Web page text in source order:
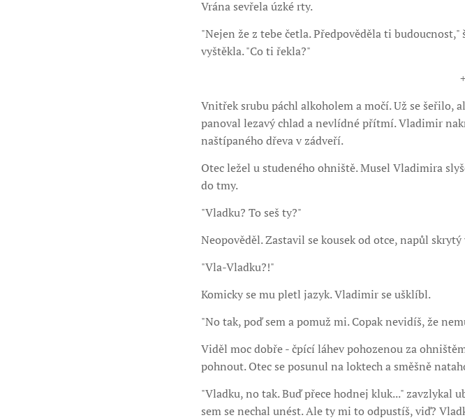
Vrána sevřela úzké rty.
"Nejen že z tebe četla. Předpověděla ti
vyštěkla. "Co ti řekla?"
Vnitřek srubu páchl alkoholem a močí. Už se šeřilo,
panoval lezavý chlad a nevlídné přítmí. Vladimir
naštípaného dřeva v zádveří.
Otec ležel u studeného ohniště. Musel Vladimira
do tmy.
"Vladku? To seš ty?"
Neopověděl. Zastavil se kousek od otce, napůl skrytý
"Vla-Vladku?!"
Komicky se mu pletl jazyk. Vladimir se ušklíbl.
"No tak, poď sem a pomuž mi. Copak nevidíš, že
Viděl moc dobře - čpící láhev pohozenou za
pohnout. Otec se posunul na loktech a směšně
"Vladku, no tak. Buď přece hodnej kluk..." zavzlykal
sem se nechal unést. Ale ty mi to odpustíš, viď?